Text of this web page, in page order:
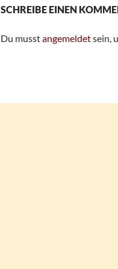
SCHREIBE EINEN
Du musstangemeldetsein,